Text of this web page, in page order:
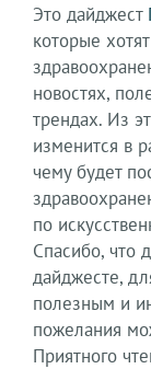
Это дайджест
которые
новостях,
трендах. Из
изменится в
чему будет
по
Спасибо, что
дайджесте,
полезным и
пожелания
Приятного